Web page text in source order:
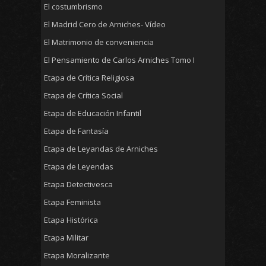
El costumbrismo
El Madrid Cero de Arniches- Vídeo
El Matrimonio de conveniencia
El Pensamiento de Carlos Arniches Tomo I
Etapa de Crítica Religiosa
Etapa de Crítica Social
Etapa de Educación Infantil
Etapa de Fantasía
Etapa de Leyandas de Arniches
Etapa de Leyendas
Etapa Detectivesca
Etapa Feminista
Etapa Histórica
Etapa Militar
Etapa Moralizante